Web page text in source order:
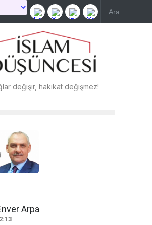
değişir, hakikat değişmez!
Arpa